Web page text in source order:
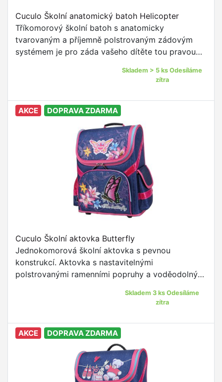
Cuculo Školní anatomický batoh Helicopter
Tříkomorový školní batoh s anatomicky
tvarovaným a příjemně polstrovaným zádovým
systémem je pro záda vašeho dítěte tou pravou
ramenními popruhy a voděodolným materiálem je
Skladem > 5 ks Odesíláme
zítra
AKCE DOPRAVA ZDARMA
Cuculo Školní aktovka Butterfly
Jednokomorová školní aktovka s pevnou
konstrukcí. Aktovka s nastavitelnými
polstrovanými ramenními popruhy a voděodolným
Skladem 3 ks Odesíláme
zítra
AKCE DOPRAVA ZDARMA